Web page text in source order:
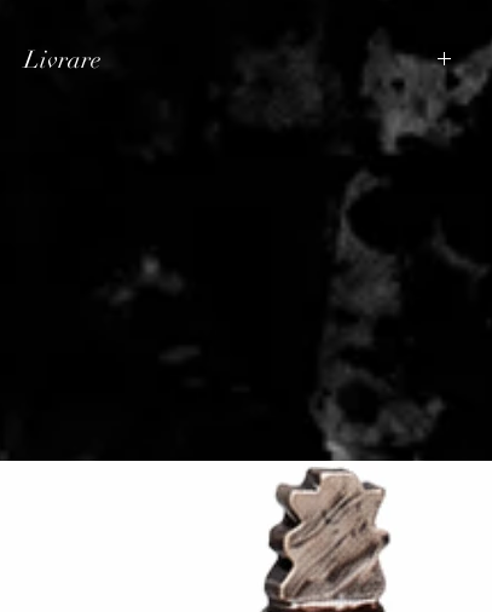
Livrare
Termen de livrare: 1 - 2 zile lucratoare, din momentul